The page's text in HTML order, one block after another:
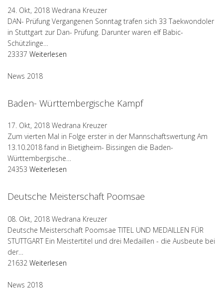
24. Okt, 2018 Wedrana Kreuzer
DAN- Prüfung Vergangenen Sonntag trafen sich 33 Taekwondoler
in Stuttgart zur Dan- Prüfung. Darunter waren elf Babic-
Schützlinge…
23337 Weiterlesen
News 2018
Baden- Württembergische Kampf
17. Okt, 2018 Wedrana Kreuzer
Zum vierten Mal in Folge erster in der Mannschaftswertung Am
13.10.2018 fand in Bietigheim- Bissingen die Baden-
Württembergische…
24353 Weiterlesen
Deutsche Meisterschaft Poomsae
08. Okt, 2018 Wedrana Kreuzer
Deutsche Meisterschaft Poomsae TITEL UND MEDAILLEN FÜR
STUTTGART Ein Meistertitel und drei Medaillen - die Ausbeute bei
der…
21632 Weiterlesen
News 2018